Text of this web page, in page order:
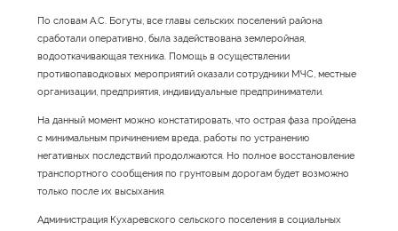
По словам А.С. Богуты, все главы сельских поселений района
сработали оперативно, была задействована землеройная,
водооткачивающая техника. Помощь в осуществлении
противопаводковых мероприятий оказали сотрудники МЧС, местные
организации, предприятия, индивидуальные предприниматели.
На данный момент можно констатировать, что острая фаза пройдена
с минимальным причинением вреда, работы по устранению
негативных последствий продолжаются. Но полное восстановление
транспортного сообщения по грунтовым дорогам будет возможно
только после их высыхания.
Администрация Кухаревского сельского поселения в социальных